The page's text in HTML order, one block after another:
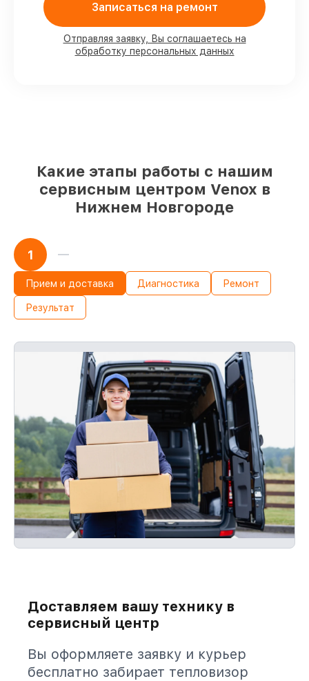
работ закрываем с возможностью
личного присутствия владельца
90%комплектующих Venox есть в
наличии в мастерской или на складе в
Записаться на ремонт
Отправляя заявку, Вы соглашаетесь на
обработку персональных данных
Какие этапы работы с нашим
сервисным центром Venox в
Нижнем Новгороде
1
Прием и доставка Диагностика Ремонт
Результат
Доставляем вашу технику в
сервисный центр
Вы оформляете заявку и курьер
бесплатно забирает тепловизор